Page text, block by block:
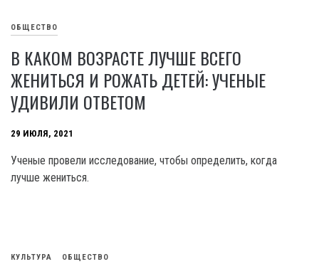
ОБЩЕСТВО
В КАКОМ ВОЗРАСТЕ ЛУЧШЕ ВСЕГО
ЖЕНИТЬСЯ И РОЖАТЬ ДЕТЕЙ: УЧЕНЫЕ
УДИВИЛИ ОТВЕТОМ
29 ИЮЛЯ, 2021
Ученые провели исследование, чтобы определить, когда
лучше жениться.
КУЛЬТУРА ОБЩЕСТВО